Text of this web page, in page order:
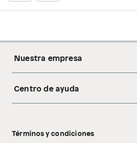
Nuestra empresa
Acerca de nosotros
Centro de ayuda
Libro de reclamaciones
Términos y condiciones